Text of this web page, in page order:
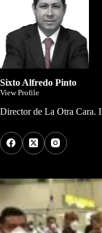
Sixto Alfredo Pinto
View Profile
Director de La Otra Cara.